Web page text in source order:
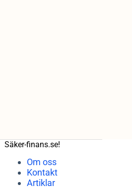
Säker-finans.se!
Om oss
Kontakt
Artiklar